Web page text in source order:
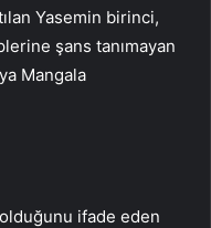
Yasemin birinci,
şans tanımayan
Mangala
ifade eden